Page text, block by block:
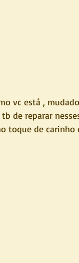
vc está ,
de reparar
toque de carinho